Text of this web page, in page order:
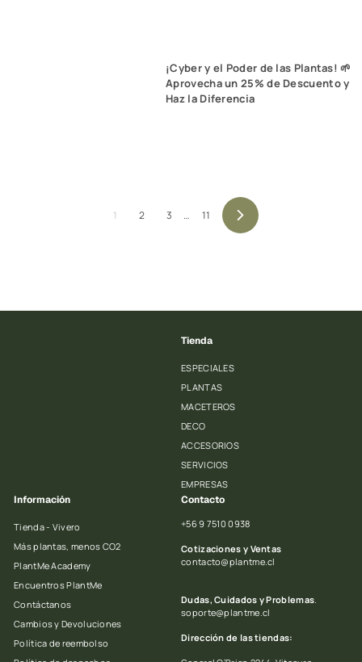
¡Cyber y el Poder de las Plantas! 🌱
Aprovecha un 25% de Descuento y
Haz la Diferencia
1 2 3 … 11
Siguiente
Tienda
ESPECIALES
PLANTAS
MACETEROS
DECO
ACCESORIOS
SERVICIOS
EMPRESAS
Información
Tienda - Vivero
Más plantas, menos CO2
PlantMe Academy
Encuentros PlantMe
Contáctanos
Cambios y Devoluciones
Política de reembolso
Contacto
+56 9 7510 0938
Cotizaciones y Ventas
contacto@plantme.cl
Dudas, Cuidados y Problemas.
soporte@plantme.cl
Dirección de las tiendas: